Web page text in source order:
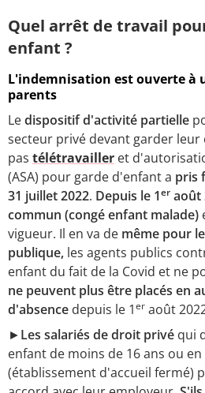
Quel arrêt de travail
enfant ?
L'indemnisation est ouverte à
parents
Ledispositif d'activité partielle
secteur privé devant garder
pas télétravailler et
(ASA) pour garde d'enfant a pris
31 juillet 2022. Depuis le 1er août
commun (congé enfant malade)
vigueur. Il en va de même pour
publique, les agents publics
enfant du fait de la Covid et ne
ne peuvent plus être placés en
d'absence depuis le 1er août
►Les salariés de droit privé qui
enfant de moins de 16 ans ou
(établissement d'accueil fermé)